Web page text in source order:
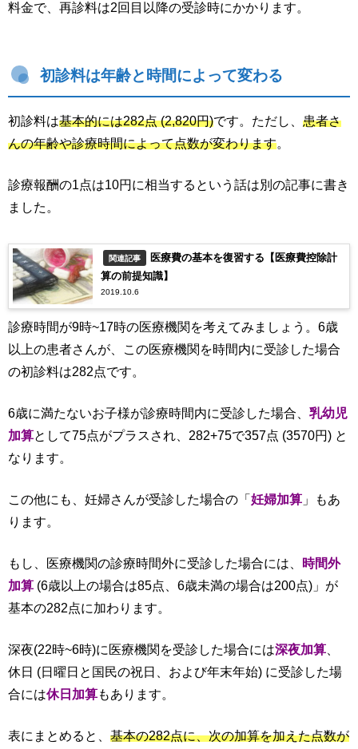
料金で、再診料は2回目以降の受診時にかかります。
初診料は年齢と時間によって変わる
初診料は基本的には282点 (2,820円)です。ただし、 患者さ
んの年齢や診療時間によって点数が変わります。
診療報酬の1点は10円に相当するという話は別の記事に書き
ました。
関連記事
医療費の基本を復習する【医療費控除計
算の前提知識】
2019.10.6
診療時間が9時~17時の医療機関を考えてみましょう。6歳
以上の患者さんが、この医療機関を時間内に受診した場合
の初診料は282点です。
6歳に満たないお子様が診療時間内に受診した場合、 乳幼児
加算として75点がプラスされ、282+75で357点 (3570円) と
なります。
この他にも、妊婦さんが受診した場合の「 妊婦加算 」もあ
ります。
もし、医療機関の診療時間外に受診した場合には、
時間外
加算 (6歳以上の場合は85点、6歳未満の場合は200点)」が
基本の282点に加わります。
深夜(22時~6時)に医療機関を受診した場合には深夜加算
休日 (日曜日と国民の祝日、および年末年始) に受診した場
合には休日加算もあります。
表にまとめると、 基本の282点に、次の加算を加えた点数が